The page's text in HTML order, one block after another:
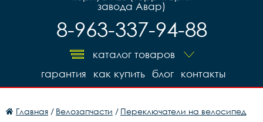
завода Авар)
8-963-337-94-88
каталог товаров
контакты
блог
как купить
гарантия
Главная / Велозапчасти / Переключатели на велосипед